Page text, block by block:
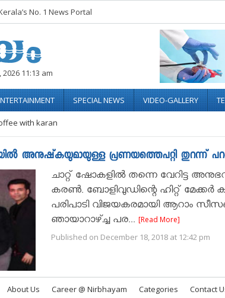
No. 1 News Portal
11:13 am
SPECIAL NEWS VIDEO-GALLERY
with karan
അനുഷ്‌കയുമായുള്ള പ്രണയത്തെപറ്റി തുറന്ന്
ചാറ്റ് ഷോകളില്‍ തന്നെ വേറിട്ട
കരണ്‍. ബോളിവുഡിന്റെ ഹിറ്റ്
പരിപാടി വിജയകരമായി ആറാം
ഞായാറാഴ്ച്ച പര... [Read More]
Published on December 18, 2018 at 12:42 pm
About Us Career @ Nirbhayam Categories Contact